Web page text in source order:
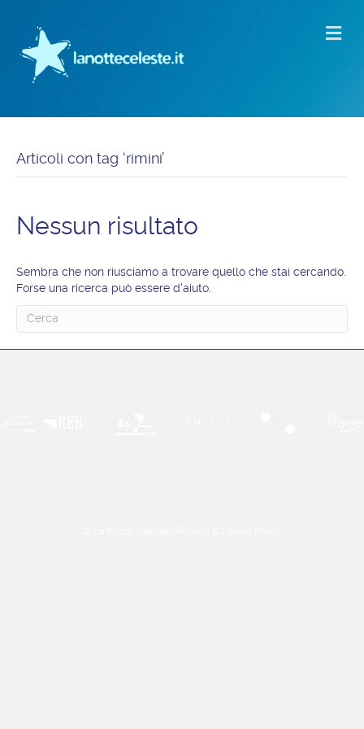
Articoli con tag ‘rimini’
Nessun risultato
Sembra che non riusciamo a trovare quello che stai cercando.
Forse una ricerca può essere d'aiuto.